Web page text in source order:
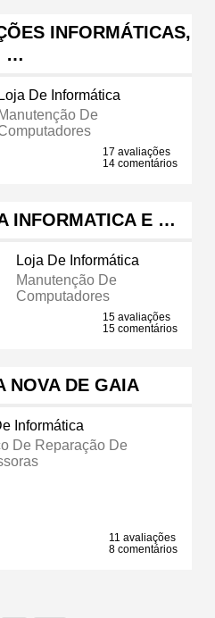
INFORMÁTICAS,
…
Loja De Informática
Manutenção De
17 avaliações
14 comentários
INFORMATICA E …
Loja De Informática
Manutenção De
Computadores
15 avaliações
15 comentários
NOVA DE GAIA
Informática
De Reparação De
11 avaliações
8 comentários